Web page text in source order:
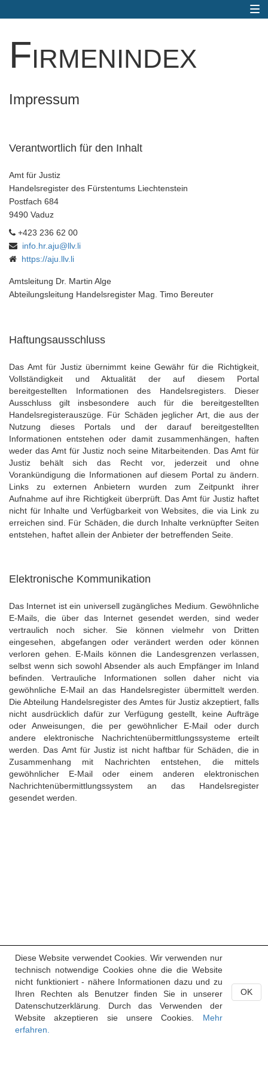
Firmenindex
Impressum
Verantwortlich für den Inhalt
Amt für Justiz
Handelsregister des Fürstentums Liechtenstein
Postfach 684
9490 Vaduz
+423 236 62 00
info.hr.aju@llv.li
https://aju.llv.li
Amtsleitung Dr. Martin Alge
Abteilungsleitung Handelsregister Mag. Timo Bereuter
Haftungsausschluss
Das Amt für Justiz übernimmt keine Gewähr für die Richtigkeit,
Vollständigkeit und Aktualität der auf diesem Portal
bereitgestellten Informationen des Handelsregisters. Dieser
Ausschluss gilt insbesondere auch für die bereitgestellten
Handelsregisterauszüge. Für Schäden jeglicher Art, die aus der
Nutzung dieses Portals und der darauf bereitgestellten
Informationen entstehen oder damit zusammenhängen, haften
weder das Amt für Justiz noch seine Mitarbeitenden. Das Amt für
Justiz behält sich das Recht vor, jederzeit und ohne
Vorankündigung die Informationen auf diesem Portal zu ändern.
Links zu externen Anbietern wurden zum Zeitpunkt ihrer
Aufnahme auf ihre Richtigkeit überprüft. Das Amt für Justiz haftet
nicht für Inhalte und Verfügbarkeit von Websites, die via Link zu
erreichen sind. Für Schäden, die durch Inhalte verknüpfter Seiten
entstehen, haftet allein der Anbieter der betreffenden Seite.
Elektronische Kommunikation
Das Internet ist ein universell zugängliches Medium. Gewöhnliche
E-Mails, die über das Internet gesendet werden, sind weder
vertraulich noch sicher. Sie können vielmehr von Dritten
eingesehen, abgefangen oder verändert werden oder können
verloren gehen. E-Mails können die Landesgrenzen verlassen,
selbst wenn sich sowohl Absender als auch Empfänger im Inland
befinden. Vertrauliche Informationen sollen daher nicht via
gewöhnliche E-Mail an das Handelsregister übermittelt werden.
Die Abteilung Handelsregister des Amtes für Justiz akzeptiert, falls
nicht ausdrücklich dafür zur Verfügung gestellt, keine Aufträge
oder Anweisungen, die per gewöhnlicher E-Mail oder durch
andere elektronische Nachrichtenübermittlungssysteme erteilt
werden. Das Amt für Justiz ist nicht haftbar für Schäden, die in
Zusammenhang mit Nachrichten entstehen, die mittels
gewöhnlicher E-Mail oder einem anderen elektronischen
Nachrichtenübermittlungssystem an das Handelsregister
gesendet werden.
Diese Website verwendet Cookies. Wir verwenden nur
technisch notwendige Cookies ohne die die Website
nicht funktioniert - nähere Informationen dazu und zu
Ihren Rechten als Benutzer finden Sie in unserer
Datenschutzerklärung. Durch das Verwenden der
Website akzeptieren sie unsere Cookies. Mehr
erfahren.
OK